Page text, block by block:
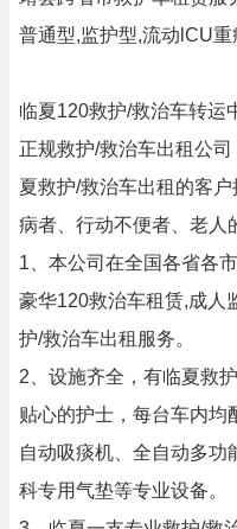
普通型,监护型,流动lCU
临夏120救护/救治车转运
正规救护/救治车出租公
夏救护/救治车出租的客户
病者、行动不便者、老人
1、本公司在全国各省各
豪华120救治车租赁,成人
护/救治车出租服务。
2、设施齐全，有临夏救
贴心的护士，每台车内均
自动吸痰机、全自动多功
科专用气垫等专业设备。